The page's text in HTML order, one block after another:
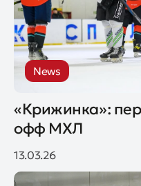
News
«Крижинка»:
офф МХЛ
13.03.26